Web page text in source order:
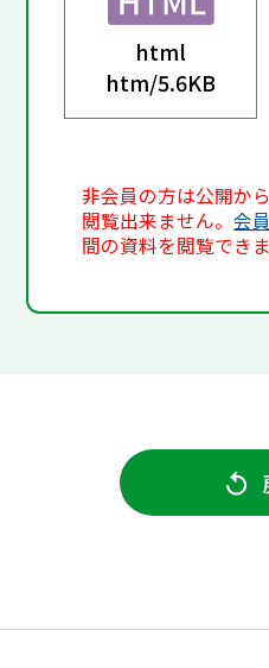
html
htm/5.6KB
非会員の方は公開か
閲覧出来ません。会
間の資料を閲覧できま